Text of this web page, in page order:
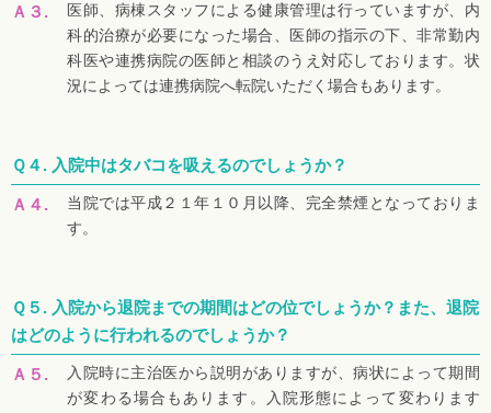
Ａ３.
医師、病棟スタッフによる健康管理は行っていますが、内
科的治療が必要になった場合、医師の指示の下、非常勤内
科医や連携病院の医師と相談のうえ対応しております。状
況によっては連携病院へ転院いただく場合もあります。
Ｑ４. 入院中はタバコを吸えるのでしょうか？
Ａ４.
当院では平成２１年１０月以降、完全禁煙となっておりま
す。
Ｑ５. 入院から退院までの期間はどの位でしょうか？また、退院
はどのように行われるのでしょうか？
Ａ５.
入院時に主治医から説明がありますが、病状によって期間
が変わる場合もあります。入院形態によって変わります